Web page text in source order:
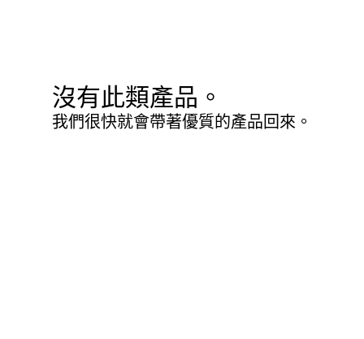
沒有此類產品。
我們很快就會帶著優質的產品回來。